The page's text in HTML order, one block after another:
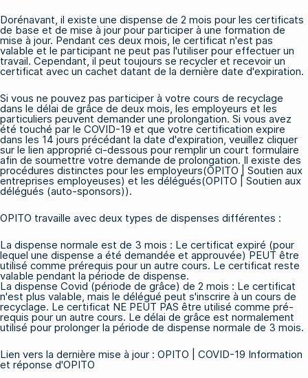
Dorénavant, il existe une dispense de 2 mois pour les certificats
de base et de mise à jour pour participer à une formation de
mise à jour. Pendant ces deux mois, le certificat n'est pas
valable et le participant ne peut pas l'utiliser pour effectuer un
travail. Cependant, il peut toujours se recycler et recevoir un
certificat avec un cachet datant de la dernière date d'expiration.
Si vous ne pouvez pas participer à votre cours de recyclage
dans le délai de grâce de deux mois, les employeurs et les
particuliers peuvent demander une prolongation. Si vous avez
été touché par le COVID-19 et que votre certification expire
dans les 14 jours précédant la date d'expiration, veuillez cliquer
sur le lien approprié ci-dessous pour remplir un court formulaire
afin de soumettre votre demande de prolongation. Il existe des
procédures distinctes pour les employeurs(OPITO | Soutien aux
entreprises employeuses) et les délégués(OPITO | Soutien aux
délégués (auto-sponsors)).
OPITO travaille avec deux types de dispenses différentes :
La dispense normale est de 3 mois : Le certificat expiré (pour
lequel une dispense a été demandée et approuvée) PEUT être
utilisé comme prérequis pour un autre cours. Le certificat reste
valable pendant la période de dispense.
La dispense Covid (période de grâce) de 2 mois : Le certificat
n'est plus valable, mais le délégué peut s'inscrire à un cours de
recyclage. Le certificat NE PEUT PAS être utilisé comme pré-
requis pour un autre cours. Le délai de grâce est normalement
utilisé pour prolonger la période de dispense normale de 3 mois.
Lien vers la dernière mise à jour : OPITO | COVID-19 Information
et réponse d'OPITO